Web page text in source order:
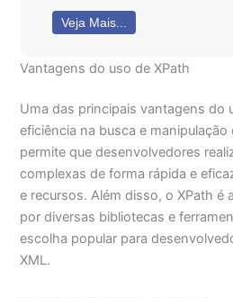
Veja Mais...
Vantagens do uso de XPath
Uma das principais vantagens do
eficiência na busca e manipulação
permite que desenvolvedores
complexas de forma rápida e
e recursos. Além disso, o XPath é
por diversas bibliotecas e
escolha popular para
XML.